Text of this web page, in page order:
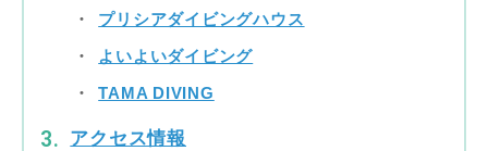
プリシアダイビングハウス
よいよいダイビング
TAMA DIVING
アクセス情報